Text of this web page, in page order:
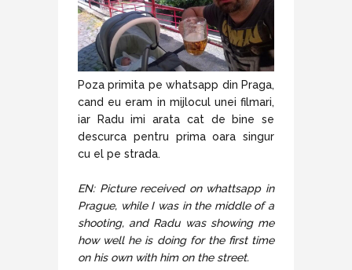
Poza primita pe whatsapp din Praga,
cand eu eram in mijlocul unei filmari,
iar Radu imi arata cat de bine se
descurca pentru prima oara singur
cu el pe strada.
EN: Picture received on whattsapp in
Prague, while I was in the middle of a
shooting, and Radu was showing me
how well he is doing for the first time
on his own with him on the street.